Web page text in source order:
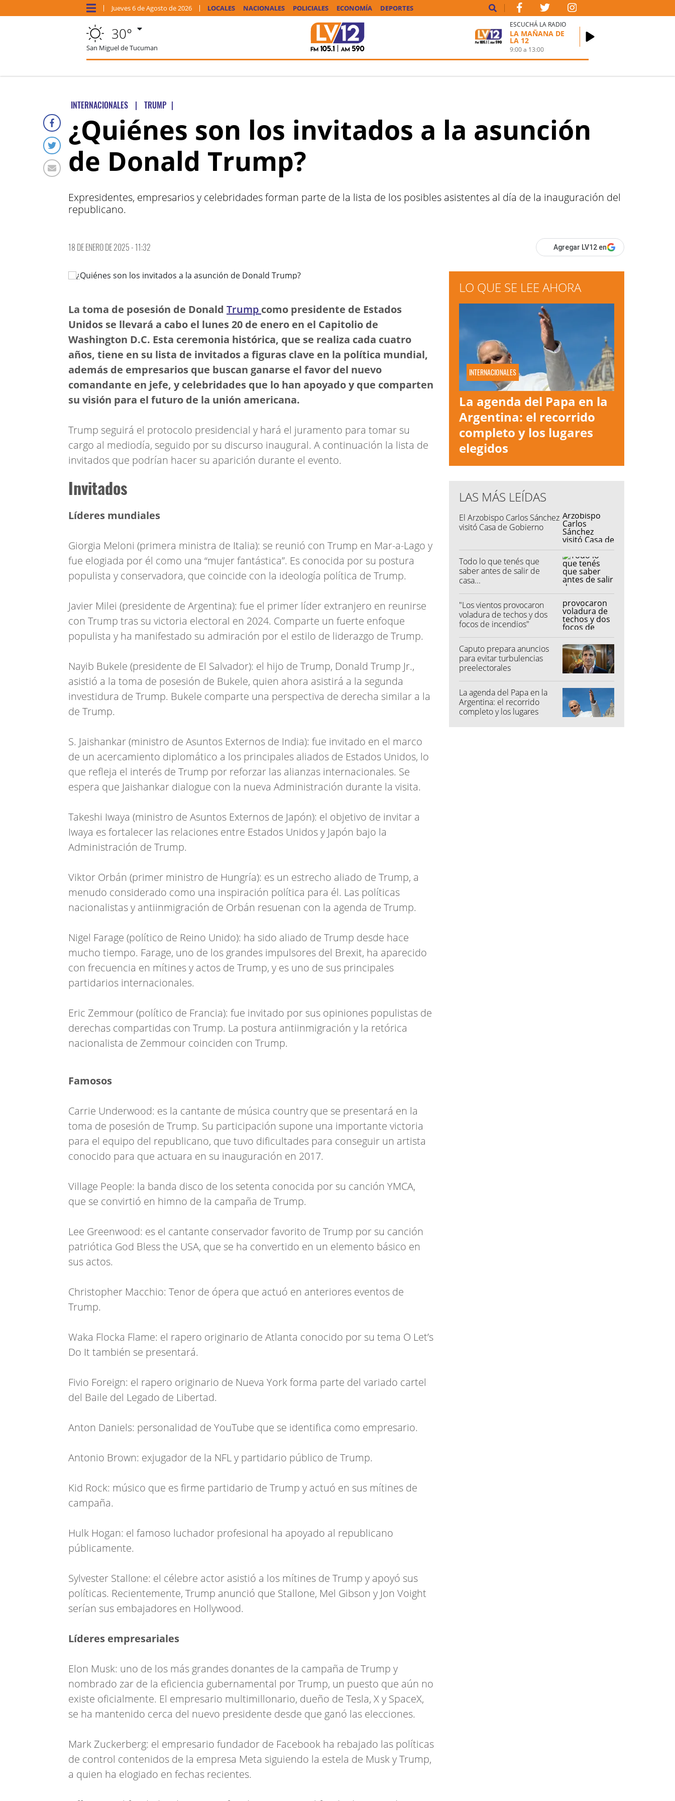
Jueves6 deAgosto de 2026 LOCALES NACIONALES POLICIALES ECONOMÍA DEPORTES
30°
San Miguel de Tucuman
ESCUCHÁ LA RADIO
LA MAÑANA DE
LA 12
9:00a 13:00
INTERNACIONALES | TRUMP |
¿Quiénes son los invitados a la asunción
de Donald Trump?
Expresidentes, empresarios y celebridades forman parte de la lista de los posibles asistentes al día de la inauguración del
republicano.
18 DE ENERO DE 2025 - 11:32 Agregar LV12 en
La toma de posesión de Donald Trump como presidente de Estados
Unidos se llevará a cabo el lunes 20 de enero en el Capitolio de
Washington D.C. Esta ceremonia histórica, que se realiza cada cuatro
años, tiene en su lista de invitados a figuras clave en la política mundial,
además de empresarios que buscan ganarse el favor del nuevo
comandante en jefe, y celebridades que lo han apoyado y que comparten
su visión para el futuro de la unión americana.
Trump seguirá el protocolo presidencial y hará el juramento para tomar su
cargo al mediodía, seguido por su discurso inaugural. A continuación la lista de
invitados que podrían hacer su aparición durante el evento.
Invitados
Líderes mundiales
Giorgia Meloni (primera ministra de Italia): se reunió con Trump en Mar-a-Lago y
fue elogiada por él como una “mujer fantástica”. Es conocida por su postura
populista y conservadora, que coincide con la ideología política de Trump.
Javier Milei (presidente de Argentina): fue el primer líder extranjero en reunirse
con Trump tras su victoria electoral en 2024. Comparte un fuerte enfoque
populista y ha manifestado su admiración por el estilo de liderazgo de Trump.
Nayib Bukele (presidente de El Salvador): el hijo de Trump, Donald Trump Jr.,
asistió a la toma de posesión de Bukele, quien ahora asistirá a la segunda
investidura de Trump. Bukele comparte una perspectiva de derecha similar a la
de Trump.
S. Jaishankar (ministro de Asuntos Externos de India): fue invitado en el marco
de un acercamiento diplomático a los principales aliados de Estados Unidos, lo
que refleja el interés de Trump por reforzar las alianzas internacionales. Se
espera que Jaishankar dialogue con la nueva Administración durante la visita.
Takeshi Iwaya (ministro de Asuntos Externos de Japón): el objetivo de invitar a
Iwaya es fortalecer las relaciones entre Estados Unidos y Japón bajo la
Administración de Trump.
Viktor Orbán (primer ministro de Hungría): es un estrecho aliado de Trump, a
menudo considerado como una inspiración política para él. Las políticas
nacionalistas y antiinmigración de Orbán resuenan con la agenda de Trump.
Nigel Farage (político de Reino Unido): ha sido aliado de Trump desde hace
mucho tiempo. Farage, uno de los grandes impulsores del Brexit, ha aparecido
con frecuencia en mítines y actos de Trump, y es uno de sus principales
partidarios internacionales.
Eric Zemmour (político de Francia): fue invitado por sus opiniones populistas de
derechas compartidas con Trump. La postura antiinmigración y la retórica
nacionalista de Zemmour coinciden con Trump.
Famosos
Carrie Underwood: es la cantante de música country que se presentará en la
toma de posesión de Trump. Su participación supone una importante victoria
para el equipo del republicano, que tuvo dificultades para conseguir un artista
conocido para que actuara en su inauguración en 2017.
Village People: la banda disco de los setenta conocida por su canción YMCA,
que se convirtió en himno de la campaña de Trump.
Lee Greenwood: es el cantante conservador favorito de Trump por su canción
patriótica God Bless the USA, que se ha convertido en un elemento básico en
sus actos.
Christopher Macchio: Tenor de ópera que actuó en anteriores eventos de
Trump.
Waka Flocka Flame: el rapero originario de Atlanta conocido por su tema O Let’s
Do It también se presentará.
Fivio Foreign: el rapero originario de Nueva York forma parte del variado cartel
del Baile del Legado de Libertad.
Anton Daniels: personalidad de YouTube que se identifica como empresario.
Antonio Brown: exjugador de la NFL y partidario público de Trump.
Kid Rock: músico que es firme partidario de Trump y actuó en sus mítines de
campaña.
Hulk Hogan: el famoso luchador profesional ha apoyado al republicano
públicamente.
Sylvester Stallone: el célebre actor asistió a los mítines de Trump y apoyó sus
políticas. Recientemente, Trump anunció que Stallone, Mel Gibson y Jon Voight
serían sus embajadores en Hollywood.
Líderes empresariales
Elon Musk: uno de los más grandes donantes de la campaña de Trump y
nombrado zar de la eficiencia gubernamental por Trump, un puesto que aún no
existe oficialmente. El empresario multimillonario, dueño de Tesla, X y SpaceX,
se ha mantenido cerca del nuevo presidente desde que ganó las elecciones.
Mark Zuckerberg: el empresario fundador de Facebook ha rebajado las políticas
de control contenidos de la empresa Meta siguiendo la estela de Musk y Trump,
a quien ha elogiado en fechas recientes.
LO QUE SE LEE AHORA
INTERNACIONALES
La agenda del Papa en la
Argentina: el recorrido
completo y los lugares
elegidos
LAS MÁS LEÍDAS
El Arzobispo Carlos Sánchez
visitó Casa de Gobierno
Todo lo que tenés que
saber antes de salir de
casa...
"Los vientos provocaron
voladura de techos y dos
focos de incendios"
Caputo prepara anuncios
para evitar turbulencias
preelectorales
La agenda del Papa en la
Argentina: el recorrido
completo y los lugares